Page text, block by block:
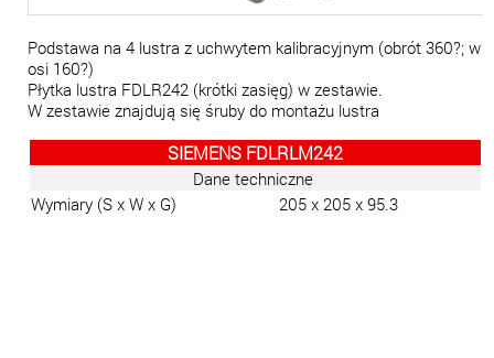
Podstawa na 4 lustra z uchwytem kalibracyjnym (obrót 360?; w
osi 160?)
Płytka lustra FDLR242 (krótki zasięg) w zestawie.
W zestawie znajdują się śruby do montażu lustra
SIEMENS FDLRLM242
Dane techniczne
Wymiary (S x W x G)
205 x 205 x 95.3